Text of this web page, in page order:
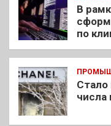
В
по
Стало
числа